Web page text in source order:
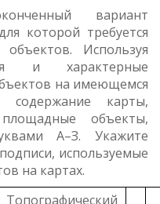
вариант
которой требуется
Используя
и характерные
на имеющемся
карты,
объекты,
А–З. Укажите
используемые
на картах.
Топографический